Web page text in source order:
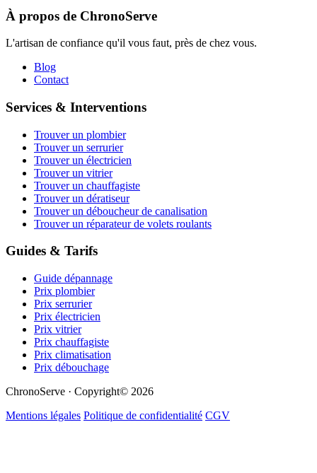
À propos de ChronoServe
L'artisan de confiance qu'il vous faut, près de chez vous.
Blog
Contact
Services & Interventions
Trouver un plombier
Trouver un serrurier
Trouver un électricien
Trouver un vitrier
Trouver un chauffagiste
Trouver un dératiseur
Trouver un déboucheur de canalisation
Trouver un réparateur de volets roulants
Guides & Tarifs
Guide dépannage
Prix plombier
Prix serrurier
Prix électricien
Prix vitrier
Prix chauffagiste
Prix climatisation
Prix débouchage
ChronoServe · Copyright© 2026
Mentions légales Politique de confidentialité CGV